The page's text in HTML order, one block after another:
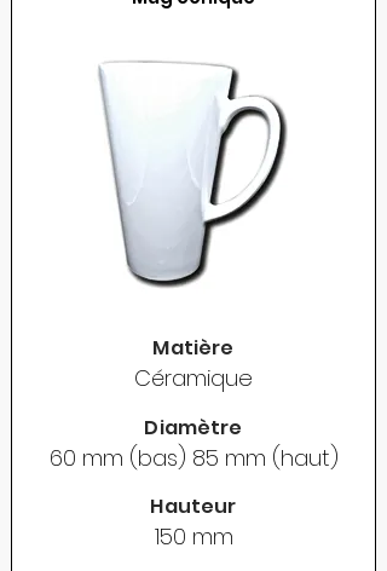
Matière
Céramique
Diamètre
60 mm (bas) 85 mm (haut)
Hauteur
150 mm